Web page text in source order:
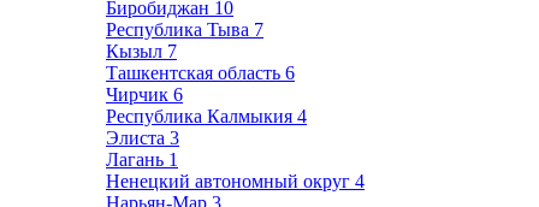
Биробиджан 10
Республика Тыва 7
Кызыл 7
Ташкентская область 6
Чирчик 6
Республика Калмыкия 4
Элиста 3
Лагань 1
Ненецкий автономный округ 4
Нарьян-Мар 3